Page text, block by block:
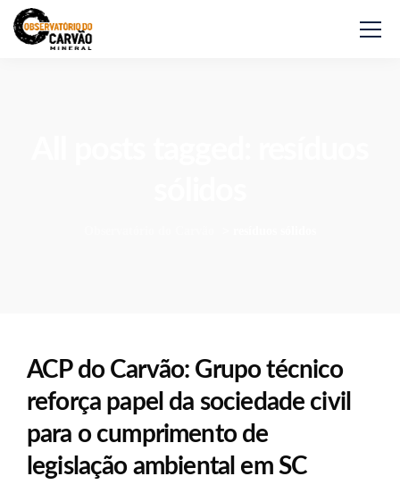
ACP do Carvão: Grupo técnico
reforça papel da sociedade civil
para o cumprimento de
legislação ambiental em SC